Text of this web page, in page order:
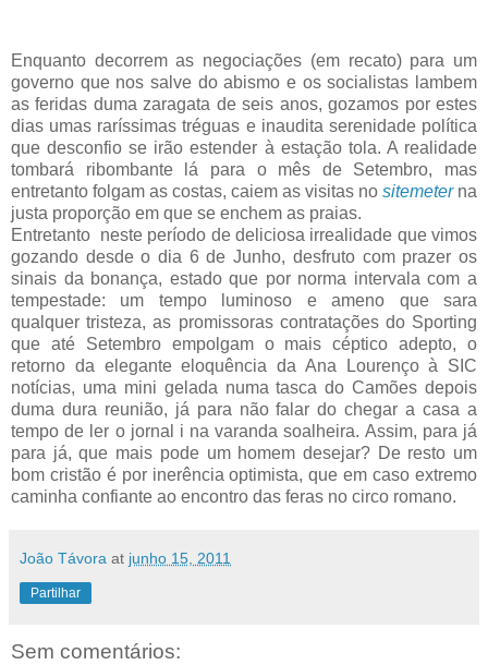
Enquanto decorrem as negociações (em recato) para um
governo que nos salve do abismo e os socialistas lambem
as feridas duma zaragata de seis anos, gozamos por estes
dias umas raríssimas tréguas e inaudita serenidade política
que desconfio se irão estender à estação tola. A realidade
tombará ribombante lá para o mês de Setembro, mas
entretanto folgam as costas, caiem as visitas no sitemeterna
justa proporção em que se enchem as praias.
Entretanto neste período de deliciosa irrealidade que vimos
gozando desde o dia 6 de Junho, desfruto com prazer os
sinais da bonança, estado que por norma intervala com a
tempestade: um tempo luminoso e ameno que sara
qualquer tristeza, as promissoras contratações do Sporting
que até Setembro empolgam o mais céptico adepto, o
retorno da elegante eloquência da Ana Lourenço à SIC
notícias, uma mini gelada numa tasca do Camões depois
duma dura reunião, já para não falar do chegar a casa a
tempo de ler o jornal i na varanda soalheira. Assim, para já
para já, que mais pode um homem desejar? De resto um
bom cristão é por inerência optimista, que em caso extremo
caminha confiante ao encontro das feras no circo romano.
João Távora at junho 15, 2011
Partilhar
Sem comentários: